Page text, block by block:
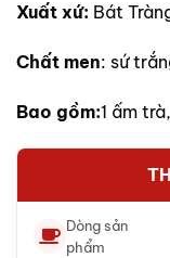
Xuất xứ: Bát
Chất men: sứ
Bao gồm:1 ấm
Dòng sản
phẩm